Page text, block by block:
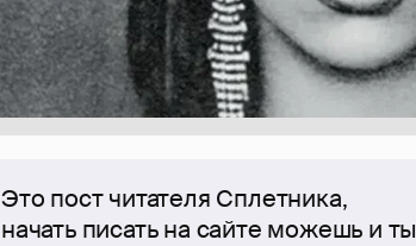
Это пост читателя Сплетника,
начать писать на сайте можешь и ты